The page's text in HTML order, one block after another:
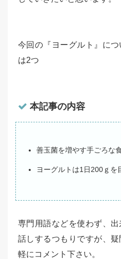
今回の『ヨーグルト』に
は2つ
本記事の内容
善玉菌を増やす手ごろな
ヨーグルトは1日200ｇを
専門用語などを使わず、
話しするつもりですが、
軽にコメント下さい。